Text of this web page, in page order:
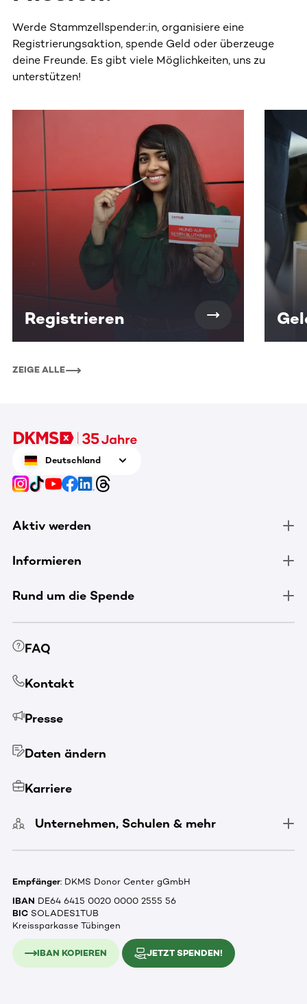
Werde Stammzellspender:in, organisiere eine
Registrierungsaktion, spende Geld oder überzeuge
deine Freunde. Es gibt viele Möglichkeiten, uns zu
unterstützen!
Dieser Bereich enthält horizontal scrollbare Inhalte.
Registrieren
ZEIGE ALLE
Deutschland
Aktiv werden
Informieren
Rund um die Spende
FAQ
Kontakt
Presse
Daten ändern
Karriere
Unternehmen, Schulen & mehr
Empfänger: DKMS Donor Center gGmbH
IBAN DE64 6415 0020 0000 2555 56
BIC SOLADES1TUB
Kreissparkasse Tübingen
IBAN KOPIEREN JETZT SPENDEN!